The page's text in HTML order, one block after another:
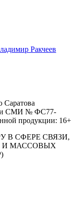
Саратова
СМИ № ФС77-
продукции: 16+
В СФЕРЕ СВЯЗИ,
И МАССОВЫХ